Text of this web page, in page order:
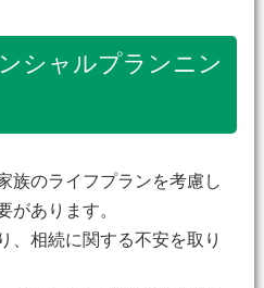
シャルプランニン
族のライフプランを考慮し
があります。
、相続に関する不安を取り